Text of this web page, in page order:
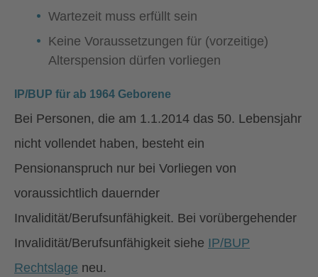
Wartezeit muss erfüllt sein
Keine Voraussetzungen für (vorzeitige)
Alterspension dürfen vorliegen
IP/BUP für ab 1964 Geborene
Bei Personen, die am 1.1.2014 das 50. Lebensjahr
nicht vollendet haben, besteht ein
Pensionanspruch nur bei Vorliegen von
voraussichtlich dauernder
Invalidität/Berufsunfähigkeit. Bei vorübergehender
Invalidität/Berufsunfähigkeit siehe IP/BUP
Rechtslage neu.